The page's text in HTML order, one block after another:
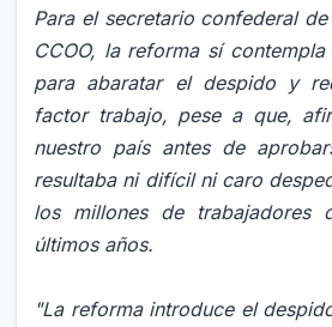
Para el secretario confederal
CCOO, la reforma sí
para abaratar el despido y
factor trabajo, pese a que,
nuestro país antes de
resultaba ni difícil ni caro
los millones de trabajadores
últimos años.
"La reforma introduce el